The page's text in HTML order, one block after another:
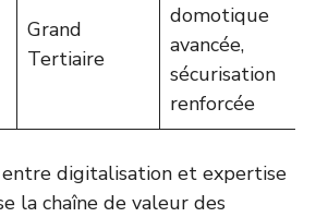
Grand
Tertiaire
domotique
avancée,
sécurisation
renforcée
digitalisation et expertise
la chaîne de valeur des